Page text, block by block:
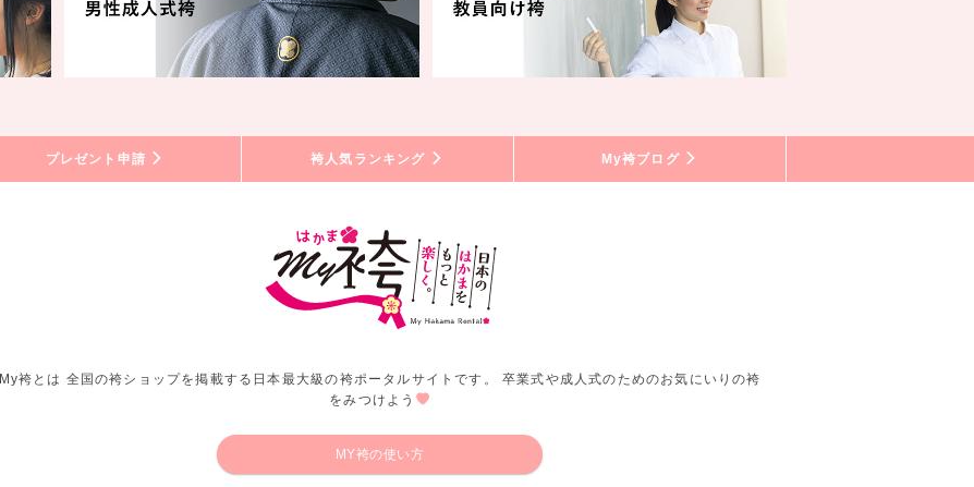
プレゼント申請 袴人気ランキング My袴ブログ
My袴とは 全国の袴ショップを掲載する日本最大級の袴ポータルサイトです。 卒業式や成人式のためのお気にいりの袴
をみつけよう
MY袴の使い方